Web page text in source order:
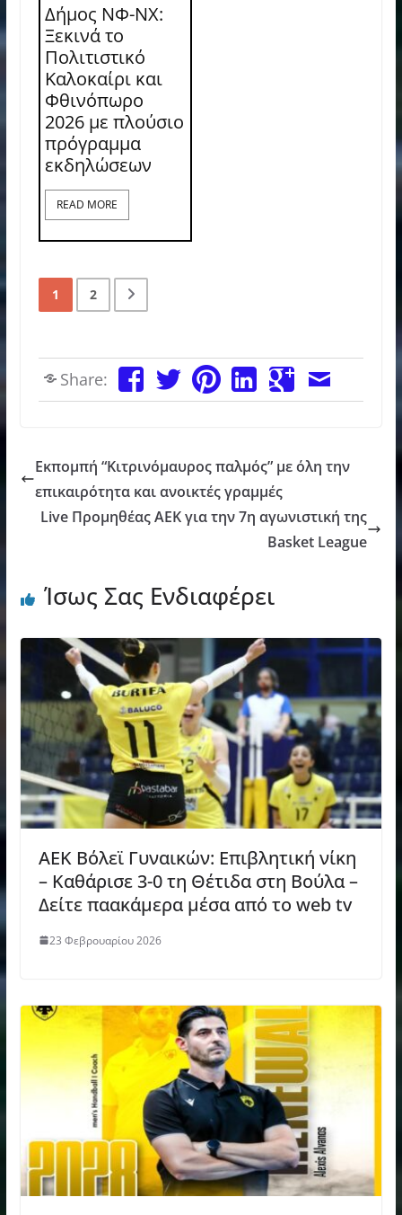
Δήμος ΝΦ-ΝΧ:
Ξεκινά το
Πολιτιστικό
Καλοκαίρι και
Φθινόπωρο
2026 με πλούσιο
πρόγραμμα
εκδηλώσεων
READ MORE
1 2
Share:
Εκπομπή “Κιτρινόμαυρος παλμός” με όλη την
επικαιρότητα και ανοικτές γραμμές
Live Προμηθέας ΑΕΚ για την 7η αγωνιστική της
Basket League
Ίσως Σας Ενδιαφέρει
ΑΕΚ Βόλεϊ Γυναικών: Επιβλητική νίκη
– Καθάρισε 3-0 τη Θέτιδα στη Βούλα –
Δείτε παακάμερα μέσα από το web tv
23 Φεβρουαρίου 2026